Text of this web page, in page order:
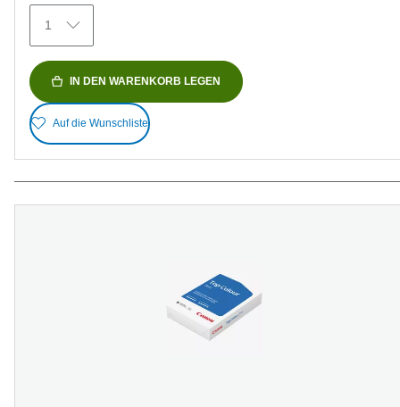
Bewertungen
1
IN DEN WARENKORB LEGEN
Auf die Wunschliste